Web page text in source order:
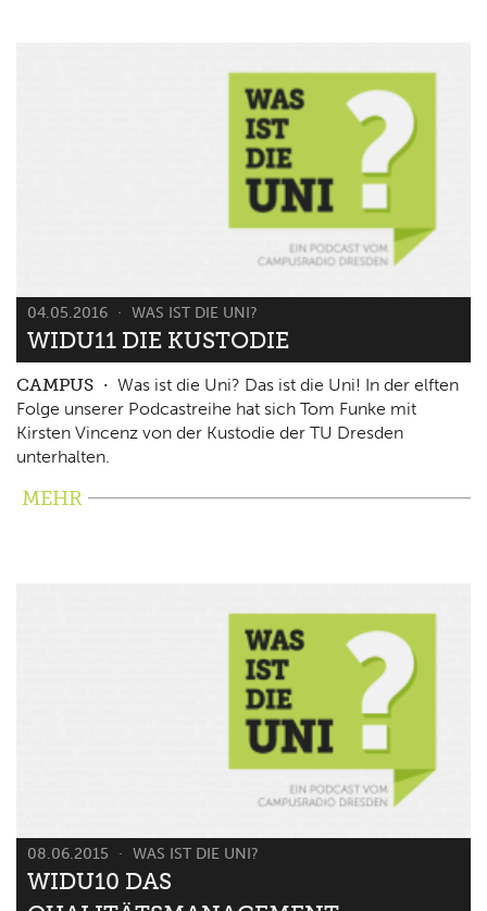
04.05.2016 WAS IST DIE UNI?
WIDU11 DIE KUSTODIE
CAMPUS
Was ist die Uni? Das ist die Uni! In der elften
Folge unserer Podcastreihe hat sich Tom Funke mit
Kirsten Vincenz von der Kustodie der TU Dresden
unterhalten.
MEHR
08.06.2015 WAS IST DIE UNI?
WIDU10 DAS